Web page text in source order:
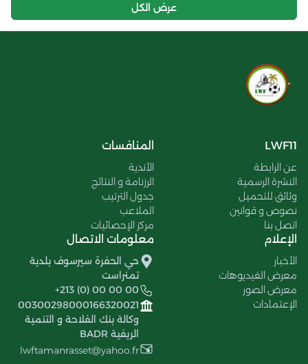
عرض الكل
LWF11
عن الرابطة
النشرة الرسمية
وثائق للتحميل
نصوص و قوانين
اتصل بنا
المنافسات
الأندية
الرزنامة و النتائج
جدول الترتيب
الملاعب
مركز الإحصائيات
الإعلام
الأخبار
معرض الفيديوهات
معرض الصور
الإعتمادات
معلومات الاتصال
حي الحفرة سيرسوف بلدية
تمنراست
+213 (0) 00 00 00
00300298000166320021
وكالة بنك الفلاحة و التنمية
الريفية BADR
lwftamanrasset@yahoo.fr